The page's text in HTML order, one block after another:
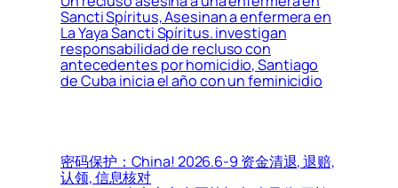
Sancti Spíritus, Asesinan a enfermera en
La Yaya Sancti Spíritus. investigan
responsabilidad de recluso con
antecedentes por homicidio, Santiago
de Cuba inicia el año con un feminicidio
密码保护：China! 2026.6-9 资金清退, 退赔,
认领, 信息核对